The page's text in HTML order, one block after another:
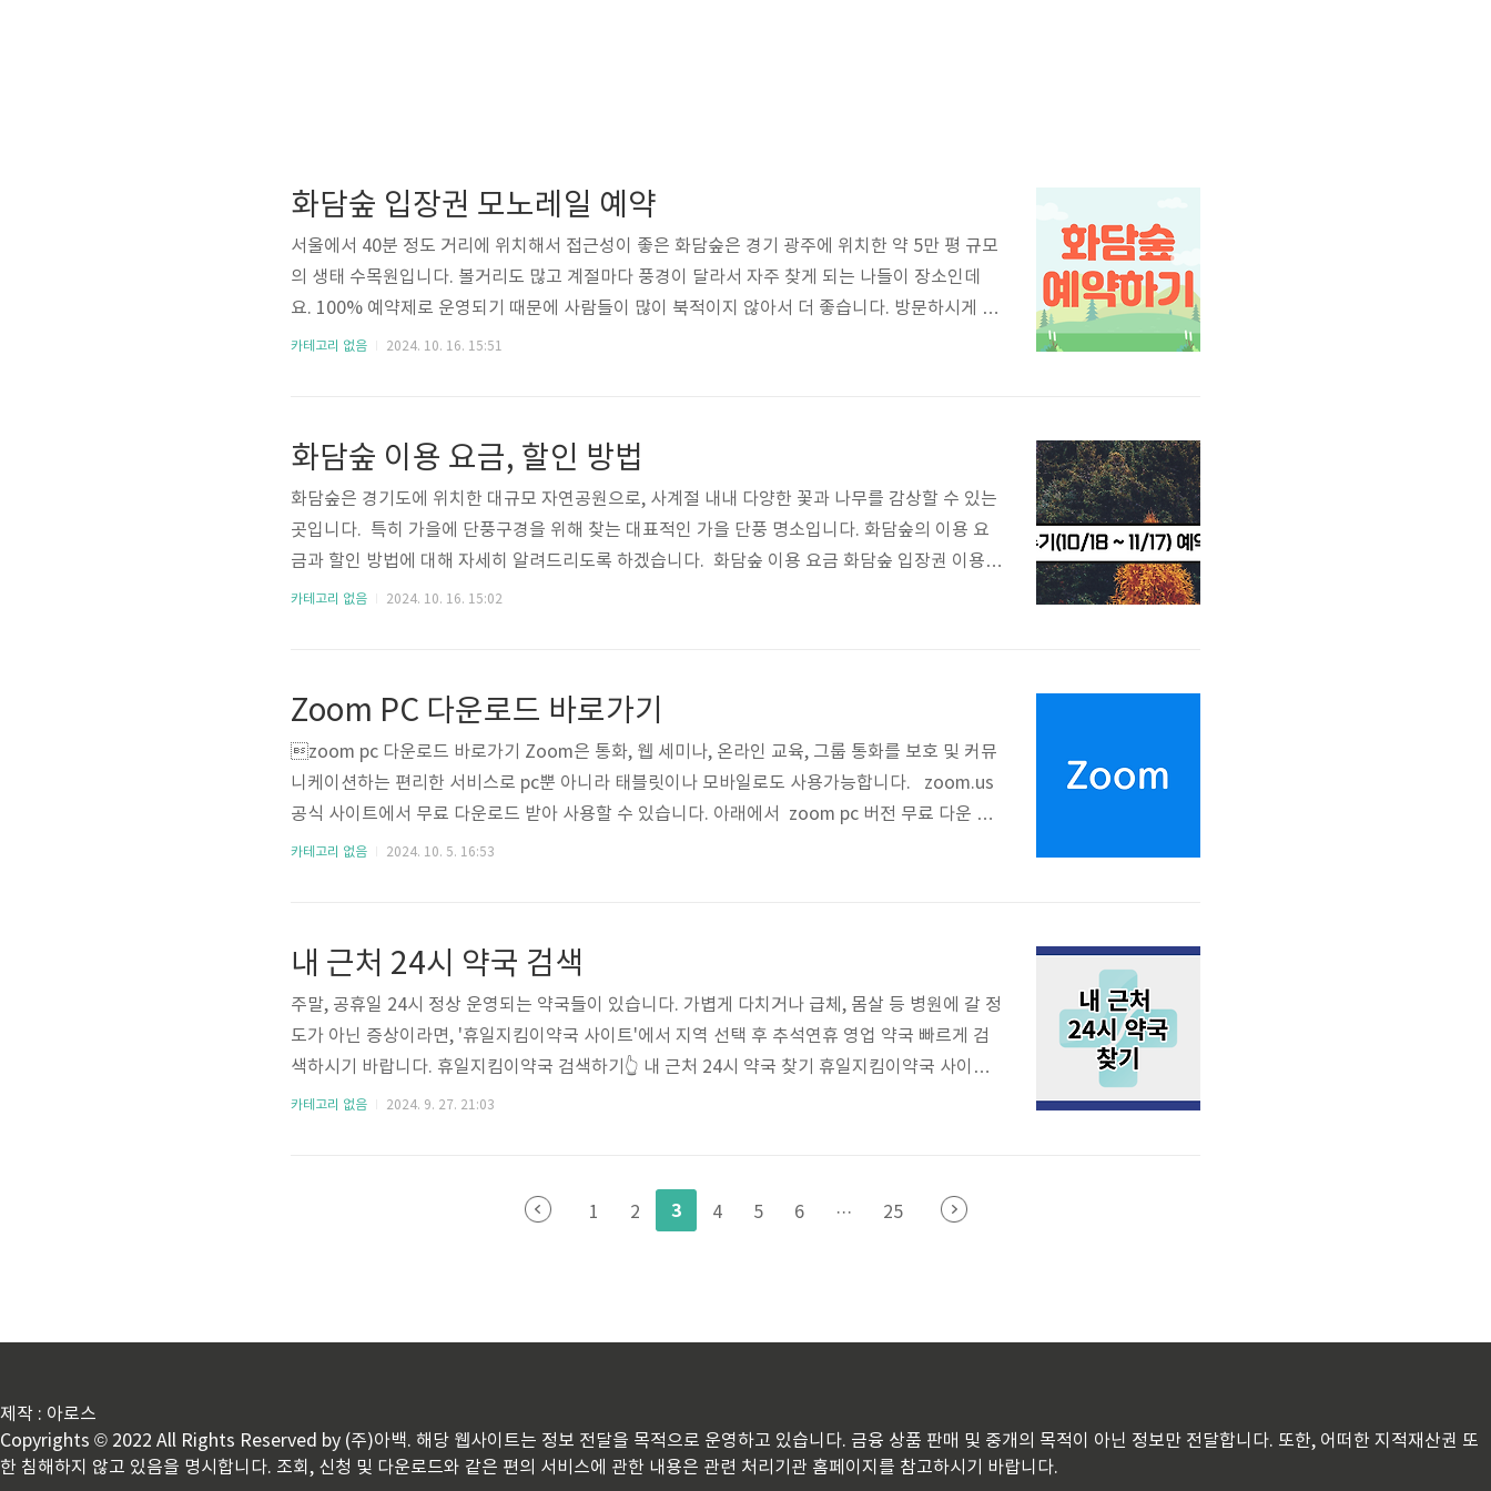
화담숲 입장권 모노레일 예약
서울에서 40분 정도 거리에 위치해서 접근성이 좋은 화담숲은 경기 광주에 위치한 약 5만 평 규모
의 생태 수목원입니다. 볼거리도 많고 계절마다 풍경이 달라서 자주 찾게 되는 나들이 장소인데
요. 100% 예약제로 운영되기 때문에 사람들이 많이 북적이지 않아서 더 좋습니다. 방문하시게 된
다면 아래의 화담숲 예약 홈페이지에서 꼭 예약하시고 헛걸음하지 않으시길 바랍니다. 화담숲 예
화담채는 화담채 입구 쪽에 신설된 건물로 복합..
카테고리 없음 2024. 10. 16. 15:51
화담숲 이용 요금, 할인 방법
화담숲은 경기도에 위치한 대규모 자연공원으로, 사계절 내내 다양한 꽃과 나무를 감상할 수 있는
곳입니다. 특히 가을에 단풍구경을 위해 찾는 대표적인 가을 단풍 명소입니다. 화담숲의 이용 요
금과 할인 방법에 대해 자세히 알려드리도록 하겠습니다. 화담숲 이용 요금 화담숲 입장권 이용
요금구분성인경로.청소년어린이요금11,000원9,000원7,000원 화담숲 모노레일 이용 요금구분1
의 할인 혜택을 받을 수 ..
카테고리 없음 2024. 10. 16. 15:02
Zoom PC 다운로드 바로가기
zoom pc 다운로드 바로가기 Zoom은 통화, 웹 세미나, 온라인 교육, 그룹 통화를 보호 및 커뮤
니케이션하는 편리한 서비스로 pc뿐 아니라 태블릿이나 모바일로도 사용가능합니다. zoom.us
공식 사이트에서 무료 다운로드 받아 사용할 수 있습니다. 아래에서 zoom pc 버전 무료 다운 받
으세요. Zoom PC 다운로드 Zoom PC 설치방법
카테고리 없음 2024. 10. 5. 16:53
내 근처 24시 약국 검색
주말, 공휴일 24시 정상 운영되는 약국들이 있습니다. 가볍게 다치거나 급체, 몸살 등 병원에 갈 정
도가 아닌 증상이라면, '휴일지킴이약국 사이트'에서 지역 선택 후 추석연휴 영업 약국 빠르게 검
색하시기 바랍니다. 휴일지킴이약국 검색하기👆 내 근처 24시 약국 찾기 휴일지킴이약국 사이트
에서는 주말, 공휴일 운영되는 약국과 연중무휴 약국, 심야약국을 지역별로 검색할 수 있습니다.
해 확인 전화 후 방문해 주세요. E-Gen 응급의료 제공 앱 이용 E-Gen 이라는 앱은 보건복지부에
카테고리 없음 2024. 9. 27. 21:03
1 2 3 4 5 6 ··· 25
제작 : 아로스
Copyrights © 2022 All Rights Reserved by (주)아백. 해당 웹사이트는 정보 전달을 목적으로 운영하고 있습니다. 금융 상품 판매 및 중개의 목적이 아닌 정보만 전달합니다. 또한, 어떠한 지적재산권 또
한 침해하지 않고 있음을 명시합니다. 조회, 신청 및 다운로드와 같은 편의 서비스에 관한 내용은 관련 처리기관 홈페이지를 참고하시기 바랍니다.